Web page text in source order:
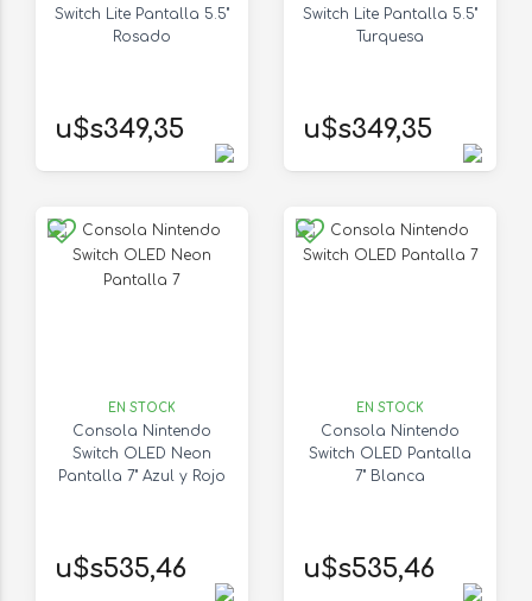
Switch Lite Pantalla 5.5"
Rosado
u$s349,35
Switch Lite Pantalla 5.5"
Turquesa
u$s349,35
EN STOCK
Consola Nintendo
Switch OLED Neon
Pantalla 7" Azul y Rojo
u$s535,46
EN STOCK
Consola Nintendo
Switch OLED Pantalla
7" Blanca
u$s535,46